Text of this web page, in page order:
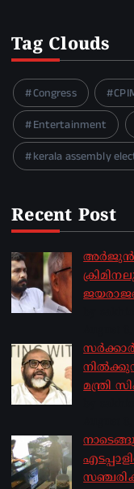
Tag Clouds
Congress
Entertainment
kerala assembly
Recent Post
അർജുൻ
മന്ത്രി